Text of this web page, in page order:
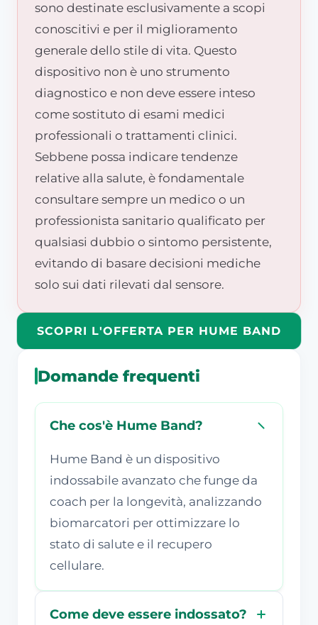
sono destinate esclusivamente a scopi
conoscitivi e per il miglioramento
generale dello stile di vita. Questo
dispositivo non è uno strumento
diagnostico e non deve essere inteso
come sostituto di esami medici
professionali o trattamenti clinici.
Sebbene possa indicare tendenze
relative alla salute, è fondamentale
consultare sempre un medico o un
professionista sanitario qualificato per
qualsiasi dubbio o sintomo persistente,
evitando di basare decisioni mediche
solo sui dati rilevati dal sensore.
SCOPRI L'OFFERTA PER HUME BAND
Domande frequenti
Che cos'è Hume Band?
Hume Band è un dispositivo
indossabile avanzato che funge da
coach per la longevità, analizzando
biomarcatori per ottimizzare lo
stato di salute e il recupero
cellulare.
Come deve essere indossato?